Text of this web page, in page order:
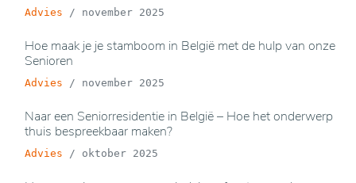
Advies / november 2025
Hoe maak je je stamboom in België met de hulp van onze
Senioren
Advies / november 2025
Naar een Seniorresidentie in België – Hoe het onderwerp
thuis bespreekbaar maken?
Advies / oktober 2025